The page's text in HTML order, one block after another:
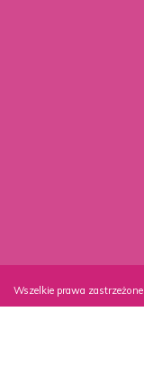
Wszelkie prawa zastrzeżone